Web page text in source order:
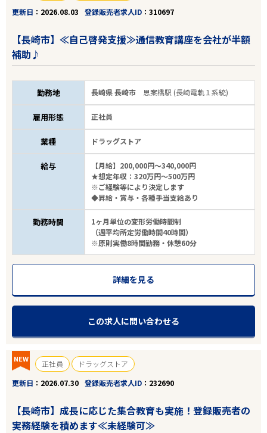
更新日
2026.08.03 登録販売者求人ID 310697
【長崎市】≪自己啓発支援≫通信教育講座を会社が半額
補助♪
勤務地 長崎県 長崎市 思案橋駅 (長崎電軌１系統)
雇用形態 正社員
業種 ドラッグストア
給与
【月給】200,000円～340,000円
★想定年収：320万円～500万円
※ご経験等により決定します
◆昇給・賞与・各種手当支給あり
勤務時間
1ヶ月単位の変形労働時間制
（週平均所定労働時間40時間）
※原則実働8時間勤務・休憩60分
詳細を見る
この求人に問い合わせる
NEW 正社員
ドラッグストア
更新日
2026.07.30 登録販売者求人ID 232690
【長崎市】成長に応じた集合教育も実施！登録販売者の
実務経験を積めます≪未経験可≫